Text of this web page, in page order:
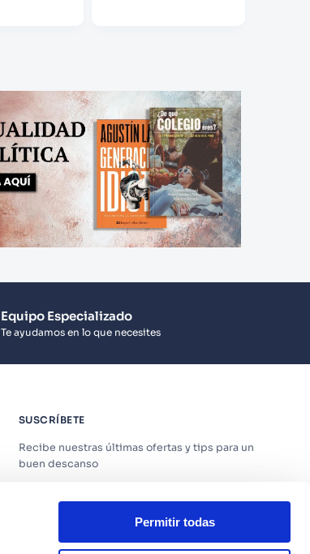
Permitir todas
Equipo Especializado
Te ayudamos en lo que necesites
SUSCRÍBETE
Recibe nuestras últimas ofertas y tips para un
buen descanso
Acepto losTérminos y CondicionesyPolítica